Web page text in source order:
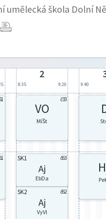
umělecká škola Dolní
2
8:35 9:20 9:40
č33
VO
MíŠt
SK1 č63
Aj
EbDa
SK2 č62
Aj
VyVl